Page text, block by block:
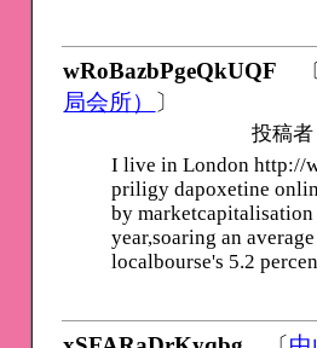
wRoBazbPgeQkUQF
局会所） 〕
投稿
I live in London http://
priligy dapoxetine
by
year,soaring an
localbourse's 5.2